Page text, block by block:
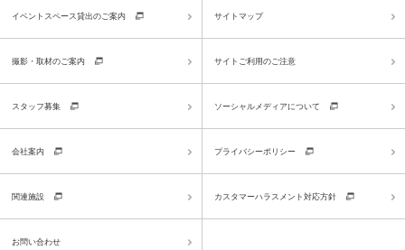
イベントスペース貸出のご案内
撮影・取材のご案内
スタッフ募集
会社案内
関連施設
お問い合わせ
サイトマップ
サイトご利用のご注意
ソーシャルメディアについて
プライバシーポリシー
カスタマーハラスメント対応方針